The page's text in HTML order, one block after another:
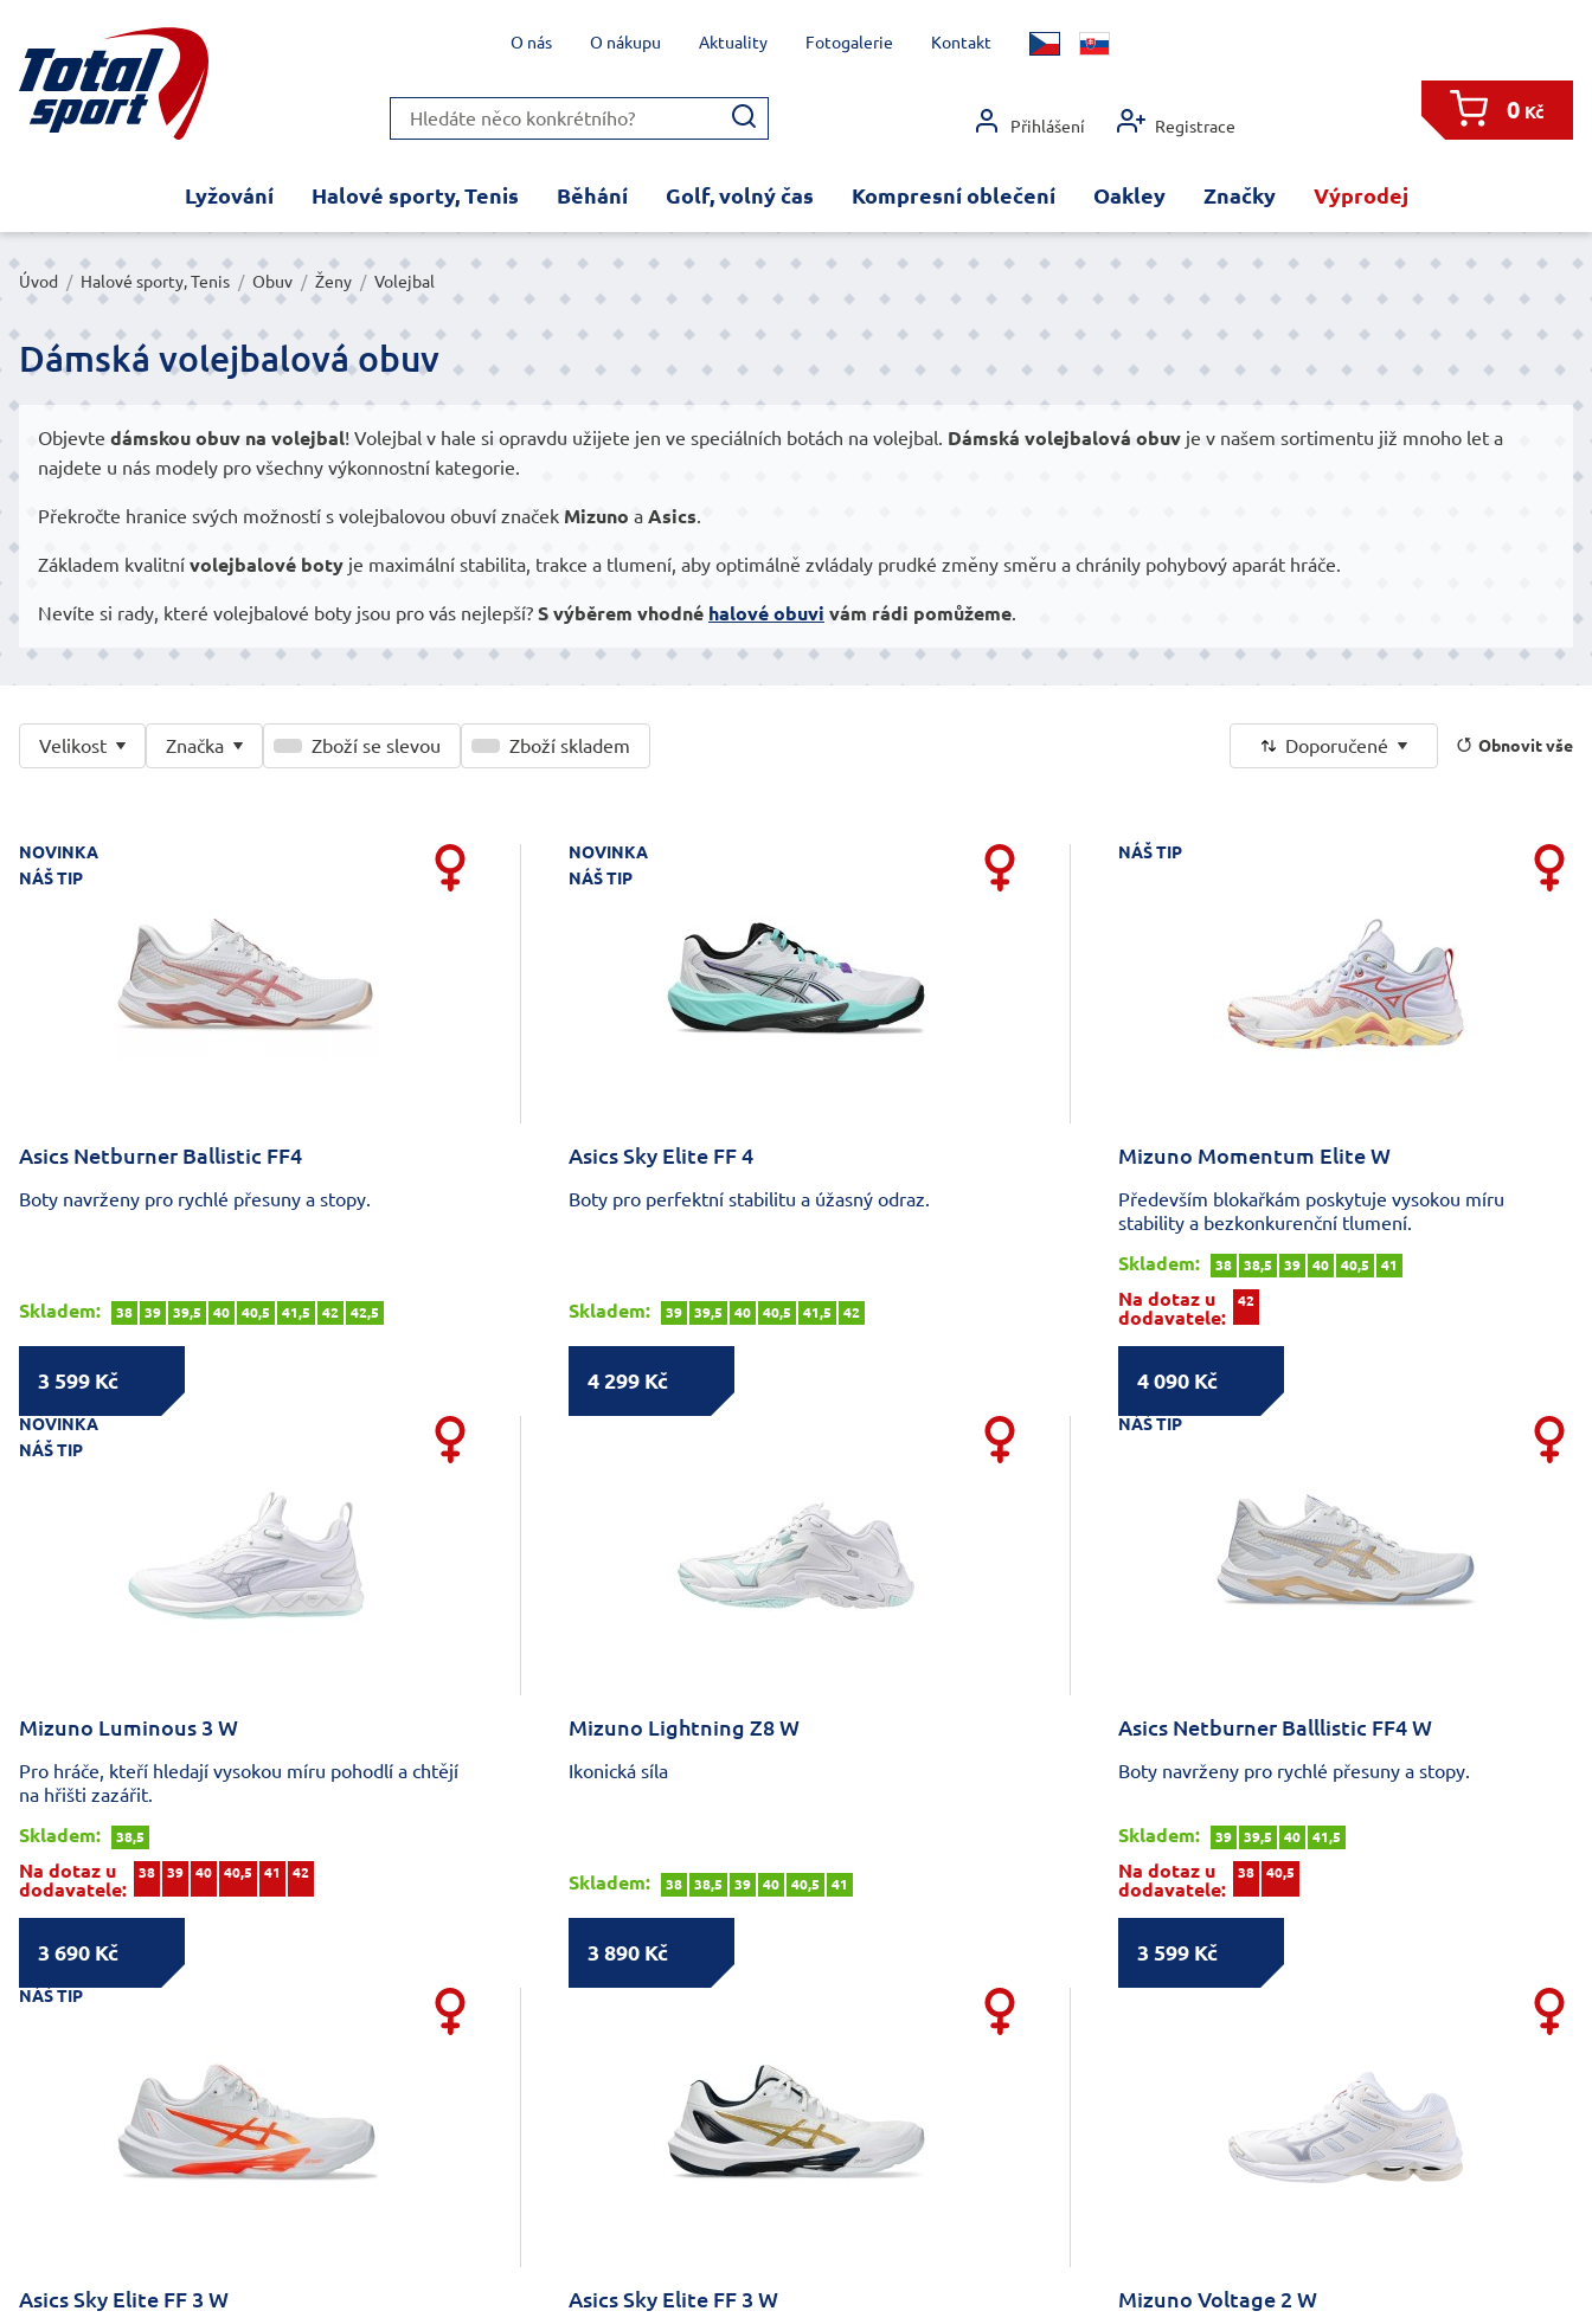
Přihlášení Registrace
0Kč
Lyžování Halové sporty, Tenis Běhání Golf, volný čas Kompresní oblečení Oakley Značky Výprodej
O nás O nákupu Aktuality Fotogalerie Kontakt
Úvod / Halové sporty, Tenis / Obuv / Ženy / Volejbal
Dámská volejbalová obuv
Objevte dámskou obuv na volejbal! Volejbal v hale si opravdu užijete jen ve speciálních botách na volejbal. Dámská volejbalová obuv je v našem sortimentu již mnoho let a
najdete u nás modely pro všechny výkonnostní kategorie.
Překročte hranice svých možností s volejbalovou obuví značek Mizuno a Asics.
Základem kvalitní volejbalové boty je maximální stabilita, trakce a tlumení, aby optimálně zvládaly prudké změny směru a chránily pohybový aparát hráče.
Nevíte si rady, které volejbalové boty jsou pro vás nejlepší? S výběrem vhodné halové obuvi vám rádi pomůžeme.
Velikost Značka Zboží se slevou Zboží skladem Doporučené Obnovit vše
NOVINKA
NÁŠ TIP
Asics Netburner Ballistic FF4
Boty navrženy pro rychlé přesuny a stopy.
Skladem: 38 39 39,5 40 40,5 41,5 42 42,5
3 599 Kč
NOVINKA
NÁŠ TIP
Asics Sky Elite FF 4
Boty pro perfektní stabilitu a úžasný odraz.
Skladem: 39 39,5 40 40,5 41,5 42
4 299 Kč
NÁŠ TIP
Mizuno Momentum Elite W
Především blokařkám poskytuje vysokou míru
stability a bezkonkurenční tlumení.
Skladem:
38 38,5 39 40 40,5 41
Na dotaz u
dodavatele:
42
4 090 Kč
NOVINKA
NÁŠ TIP
Mizuno Luminous 3 W
Pro hráče, kteří hledají vysokou míru pohodlí a chtějí
na hřišti zazářit.
Skladem:
38,5
Na dotaz u
dodavatele:
38 39 40 40,5 41 42
3 690 Kč
Mizuno Lightning Z8 W
Ikonická síla
Skladem: 38 38,5 39 40 40,5 41
3 890 Kč
NÁŠ TIP
Asics Netburner Balllistic FF4 W
Boty navrženy pro rychlé přesuny a stopy.
Skladem: 39 39,5 40 41,5
Na dotaz u
dodavatele:
38 40,5
3 599 Kč
NÁŠ TIP
Asics Sky Elite FF 3 W Asics Sky Elite FF 3 W Mizuno Voltage 2 W